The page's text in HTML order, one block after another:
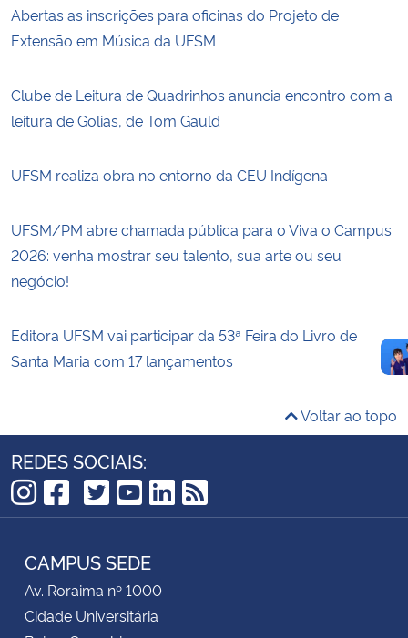
Abertas as inscrições para oficinas do Projeto de
Extensão em Música da UFSM
Clube de Leitura de Quadrinhos anuncia encontro com a
leitura de Golias, de Tom Gauld
UFSM realiza obra no entorno da CEU Indígena
UFSM/PM abre chamada pública para o Viva o Campus
2026: venha mostrar seu talento, sua arte ou seu
negócio!
Editora UFSM vai participar da 53ª Feira do Livro de
Santa Maria com 17 lançamentos
Voltar ao topo
REDES SOCIAIS:
Instagram
Facebook
TikTok
Twitter
YouTube
LinkedIn
RSS
CAMPUS SEDE
Av. Roraima nº 1000
Cidade Universitária